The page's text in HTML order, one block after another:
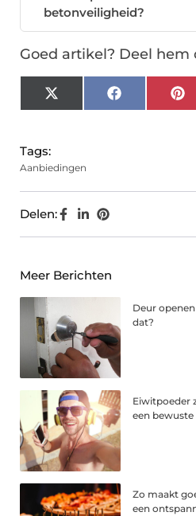
betonveiligheid?
Goed artikel? Deel hem
X
(Twitter)
Facebook
Tags:
Aanbiedingen
Delen:
Meer Berichten
Deur
dat?
Eiwitpoeder
een bewuste
Zo maakt
een